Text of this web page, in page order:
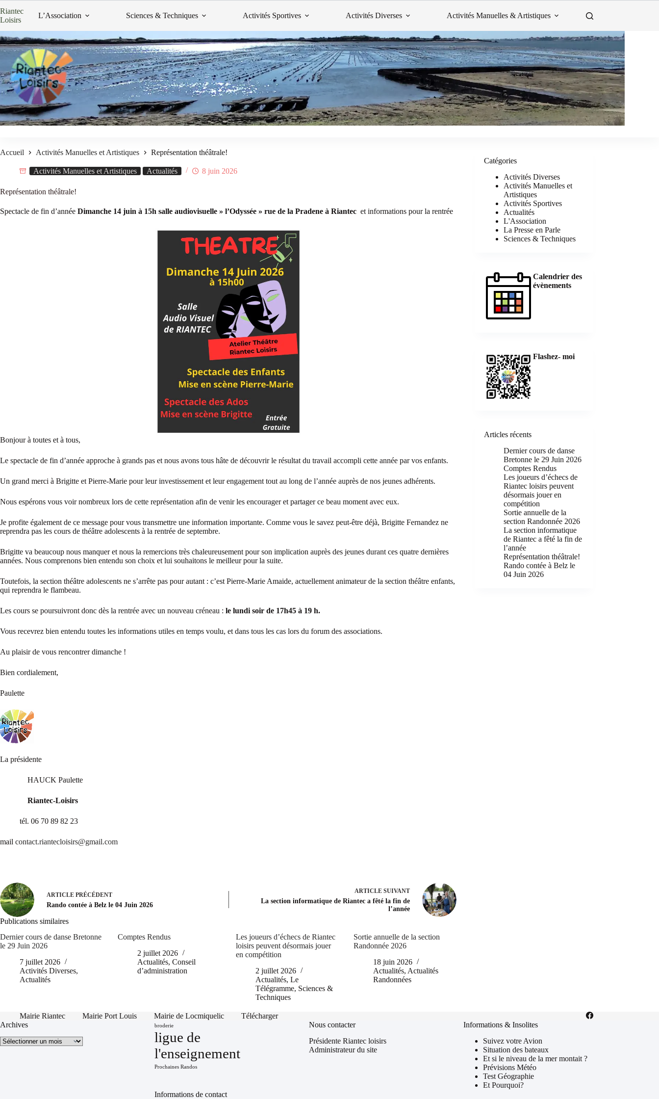
au
contenu
Riantec
Loisirs
L’Association Sciences & Techniques Activités Sportives Activités Diverses Activités Manuelles & Artistiques
Accueil Activités Manuelles et Artistiques Représentation théâtrale!
Activités Manuelles et Artistiques Actualités 8 juin 2026
Représentation théâtrale!
Spectacle de fin d’année Dimanche 14 juin à 15h salle audiovisuelle » l’Odyssée » rue de la Pradene à Riantec et informations pour la rentrée
Bonjour à toutes et à tous,
Le spectacle de fin d’année approche à grands pas et nous avons tous hâte de découvrir le résultat du travail accompli cette année par vos enfants.
Un grand merci à Brigitte et Pierre-Marie pour leur investissement et leur engagement tout au long de l’année auprès de nos jeunes adhérents.
Nous espérons vous voir nombreux lors de cette représentation afin de venir les encourager et partager ce beau moment avec eux.
Je profite également de ce message pour vous transmettre une information importante. Comme vous le savez peut-être déjà, Brigitte Fernandez ne
reprendra pas les cours de théâtre adolescents à la rentrée de septembre.
Brigitte va beaucoup nous manquer et nous la remercions très chaleureusement pour son implication auprès des jeunes durant ces quatre dernières
années. Nous comprenons bien entendu son choix et lui souhaitons le meilleur pour la suite.
Toutefois, la section théâtre adolescents ne s’arrête pas pour autant : c’est Pierre-Marie Amaide, actuellement animateur de la section théâtre enfants,
qui reprendra le flambeau.
Les cours se poursuivront donc dès la rentrée avec un nouveau créneau : le lundi soir de 17h45 à 19 h.
Vous recevrez bien entendu toutes les informations utiles en temps voulu, et dans tous les cas lors du forum des associations.
Au plaisir de vous rencontrer dimanche !
Bien cordialement,
Paulette
La présidente
HAUCK Paulette
Riantec-Loisirs
tél. 06 70 89 82 23
mail contact.riantecloisirs@gmail.com
ARTICLE PRÉCÉDENT
Rando contée à Belz le 04 Juin 2026
ARTICLE SUIVANT
La section informatique de Riantec a fêté la fin de
l’année
Publications similaires
Dernier cours de danse Bretonne
le 29 Juin 2026
7 juillet 2026
Activités Diverses,
Actualités
Comptes Rendus
2 juillet 2026
Actualités,Conseil
d’administration
Les joueurs d’échecs de Riantec
loisirs peuvent désormais jouer
en compétition
2 juillet 2026
Actualités, Le
Télégramme, Sciences &
Techniques
Sortie annuelle de la section
Randonnée 2026
18 juin 2026
Actualités, Actualités
Randonnées
Catégories
Activités Diverses
Activités Manuelles et
Artistiques
Activités Sportives
Actualités
L'Association
La Presse en Parle
Sciences & Techniques
Calendrier des
évènements
Flashez- moi
Articles récents
Dernier cours de danse
Bretonne le 29 Juin 2026
Comptes Rendus
Les joueurs d’échecs de
Riantec loisirs peuvent
désormais jouer en
compétition
Sortie annuelle de la
section Randonnée 2026
La section informatique
de Riantec a fêté la fin de
l’année
Représentation théâtrale!
Rando contée à Belz le
04 Juin 2026
Mairie Riantec Mairie Port Louis Mairie de Locmiquelic
Télécharger
Archives
Archives
broderie
ligue de
l'enseignement
Prochaines Randos
Informations de contact
Nous contacter
Présidente Riantec loisirs
Administrateur du site
Informations & Insolites
Suivez votre Avion
Situation des bateaux
Et si le niveau de la mer montait ?
Prévisions Météo
Test Géographie
Et Pourquoi?